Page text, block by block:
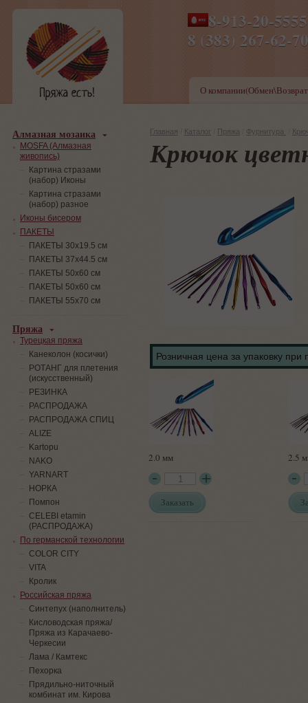
8-913-20-
8 (383) 267-
ПН-ПТ 8-17,СБ-ВС 9-
О
Главная Каталог Пряжа Фурнитура
Крючок
Розничная цена за упаковку при
2.0 мм
Заказать
2.5
Алмазная мозаика
MOSFA (Алмазная
живопись)
Картина стразами
(набор) Иконы
Картина стразами
(набор) разное
Иконы бисером
ПАКЕТЫ
ПАКЕТЫ 30х19.5 см
ПАКЕТЫ 37х44.5 см
ПАКЕТЫ 50х60 см
ПАКЕТЫ 50х60 см
ПАКЕТЫ 55х70 см
Пряжа
Турецкая пряжа
Канеколон (косички)
РОТАНГ для плетения
(искусственный)
PЕЗИНКА
РАСПРОДАЖА
РАСПРОДАЖА СПИЦ
ALIZE
Kartopu
NAKO
YARNART
НОРКА
Помпон
СELEBI etamin
(РАСПРОДАЖА)
По германской технологии
COLOR CITY
VITA
Кролик
Российская пряжа
Синтепух (наполнитель)
Кисловодская пряжа/
Пряжа из Карачаево-
Черкесии
Лама / Камтекс
Пехорка
Прядильно-ниточный
комбинат им. Кирова